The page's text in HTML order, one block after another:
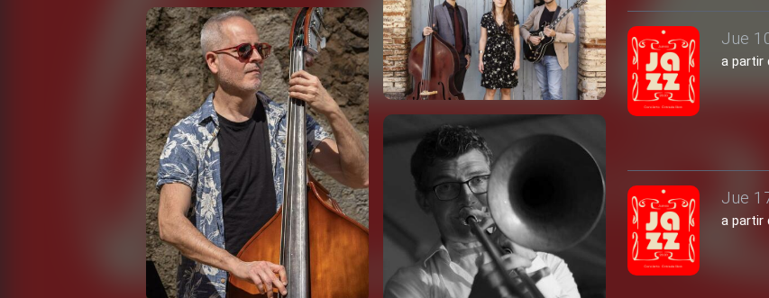
Jue
a partir
Jue
a partir